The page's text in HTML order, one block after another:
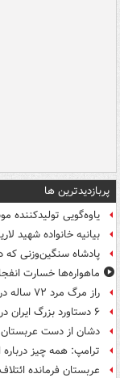
پربازدیدترین ها
یاوه‌گویی تولیدکننده
بیانیه خانواده شهید
پادشاه سنگین‌وزنی که
ماهواره‌ها خسارت
راز مرگ مرد ۷۲ ساله در تهرانپارس فاش شد
۶ دستاورد بزرگ ایران در ۱۶۰ روز رهبری رهبر انقلاب
دشان از دست عربستان
ترامپ: همه چیز
عربستان فرمانده